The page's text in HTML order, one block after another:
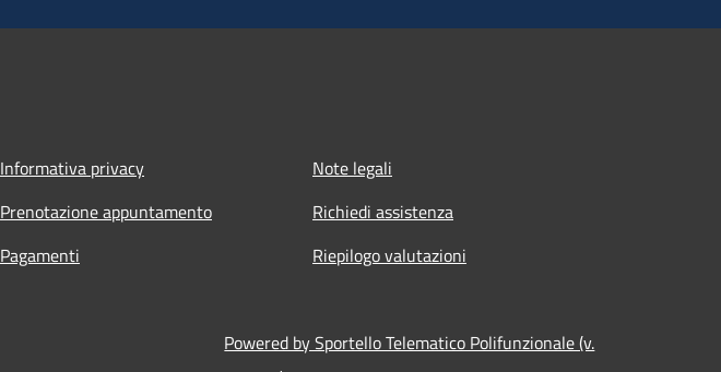
Informativa privacy
Note legali
Prenotazione appuntamento
Richiedi assistenza
Pagamenti
Riepilogo valutazioni
Powered by Sportello Telematico Polifunzionale (v.